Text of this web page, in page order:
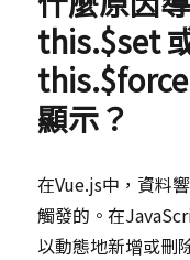
this.$set
顯示？
在Vue.js中，資料
觸發的。在
以動態地新增或刪